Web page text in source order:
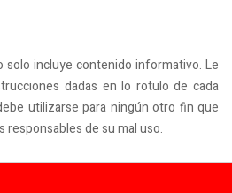
solo incluye contenido informativo. Le
dadas en lo rotulo de cada
utilizarse para ningún otro fin que
responsables de su mal uso.